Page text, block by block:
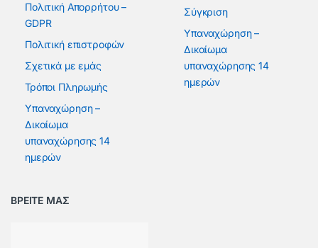
Πολιτική Απορρήτου –
GDPR
Πολιτική επιστροφών
Σχετικά με εμάς
Τρόποι Πληρωμής
Υπαναχώρηση –
Δικαίωμα
υπαναχώρησης 14
ημερών
Σύγκριση
Υπαναχώρηση –
Δικαίωμα
υπαναχώρησης 14
ημερών
ΒΡΕΙΤΕ ΜΑΣ